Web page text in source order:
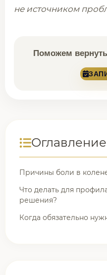
не источником
Поможем
Оглавление
Причины боли в
Что делать для
решения?
Когда обязательно